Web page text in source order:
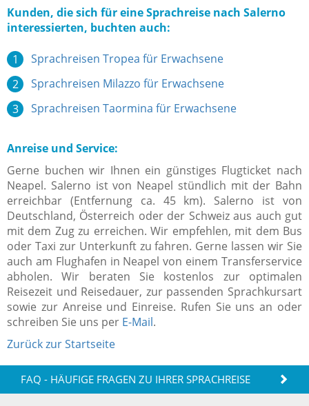
Kunden, die sich für eine Sprachreise nach Salerno
interessierten, buchten auch:
Sprachreisen Tropea für Erwachsene
Sprachreisen Milazzo für Erwachsene
Sprachreisen Taormina für Erwachsene
Anreise und Service:
Gerne buchen wir Ihnen ein günstiges Flugticket nach
Neapel. Salerno ist von Neapel stündlich mit der Bahn
erreichbar (Entfernung ca. 45 km). Salerno ist von
Deutschland, Österreich oder der Schweiz aus auch gut
mit dem Zug zu erreichen. Wir empfehlen, mit dem Bus
oder Taxi zur Unterkunft zu fahren. Gerne lassen wir Sie
auch am Flughafen in Neapel von einem Transferservice
abholen. Wir beraten Sie kostenlos zur optimalen
Reisezeit und Reisedauer, zur passenden Sprachkursart
sowie zur Anreise und Einreise. Rufen Sie uns an oder
schreiben Sie uns per E-Mail.
Zurück zur Startseite
FAQ - HÄUFIGE FRAGEN ZU IHRER SPRACHREISE